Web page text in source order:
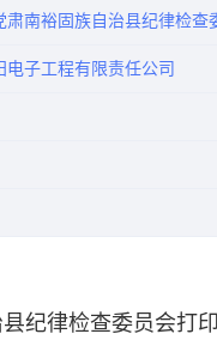
肃南裕固族自治县纪律检查
电子工程有限责任公司
纪律检查委员会打